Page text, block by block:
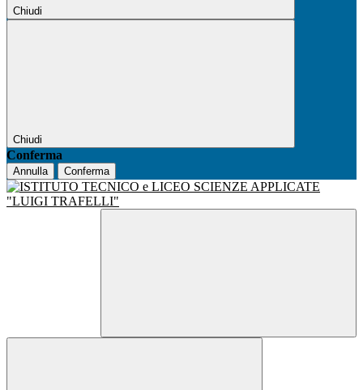
Chiudi
Chiudi
Conferma
Annulla Conferma